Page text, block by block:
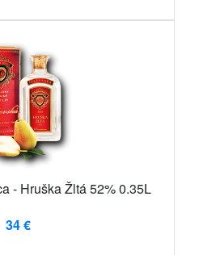
- Hruška Žltá 52% 0.35L
34 €